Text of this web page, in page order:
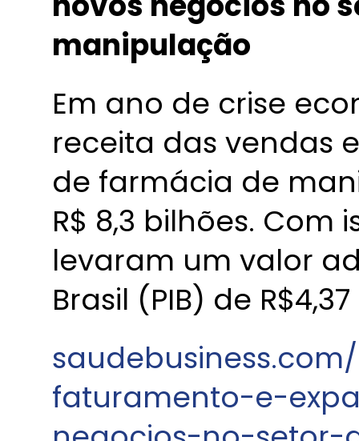
manipulação
Em ano de crise
receita das vendas
de farmácia de
R$ 8,3 bilhões. Com
levaram um valor
Brasil (PIB) de
faturamento-e-